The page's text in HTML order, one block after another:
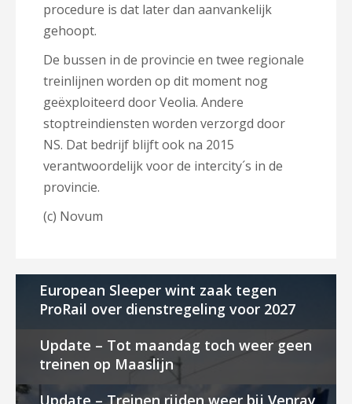
procedure is dat later dan aanvankelijk
gehoopt.
De bussen in de provincie en twee regionale
treinlijnen worden op dit moment nog
geëxploiteerd door Veolia. Andere
stoptreindiensten worden verzorgd door
NS. Dat bedrijf blijft ook na 2015
verantwoordelijk voor de intercity´s in de
provincie.
(c) Novum
European Sleeper wint zaak tegen
ProRail over dienstregeling voor 2027
Update – Tot maandag toch weer geen
treinen op Maaslijn
Update – Treinen rijden weer bij Venray